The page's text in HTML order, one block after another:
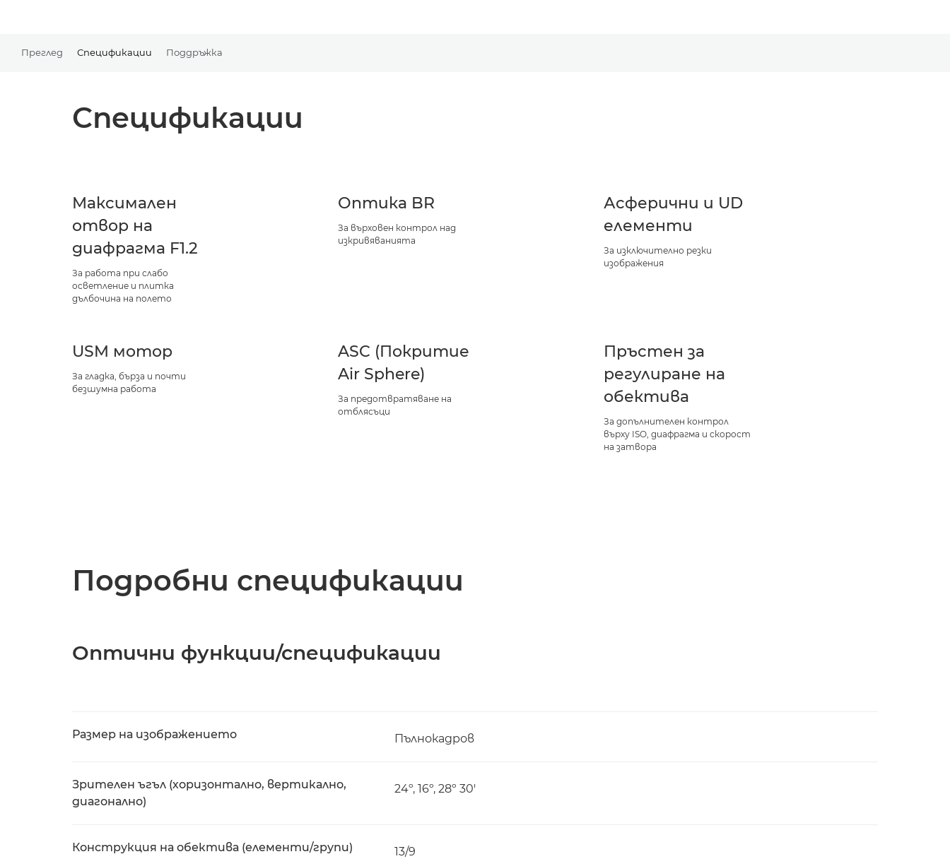
Преглед Спецификации Поддръжка
Спецификации
Максимален
отвор на
диафрагма F1.2
За работа при слабо
осветление и плитка
дълбочина на полето
Оптика BR
За върховен контрол над
изкривяванията
Асферични и UD
елементи
За изключително резки
изображения
USM мотор
За гладка, бърза и почти
безшумна работа
ASC (Покритие
Air Sphere)
За предотвратяване на
отблясъци
Пръстен за
регулиране на
обектива
За допълнителен контрол
върху ISO, диафрагма и скорост
на затвора
Подробни спецификации
Оптични функции/спецификации
Размер на изображението Пълнокадров
Зрителен ъгъл (хоризонтално, вертикално,
диагонално)
24º, 16º, 28º 30'
Конструкция на обектива (елементи/групи) 13/9